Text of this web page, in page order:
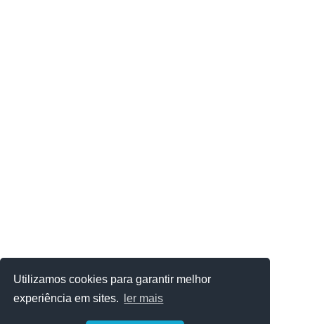
Utilizamos cookies para garantir melhor
experiência em sites.
ler mais